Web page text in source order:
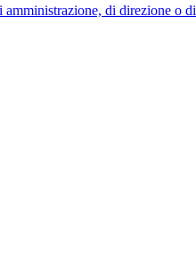
di direzione o